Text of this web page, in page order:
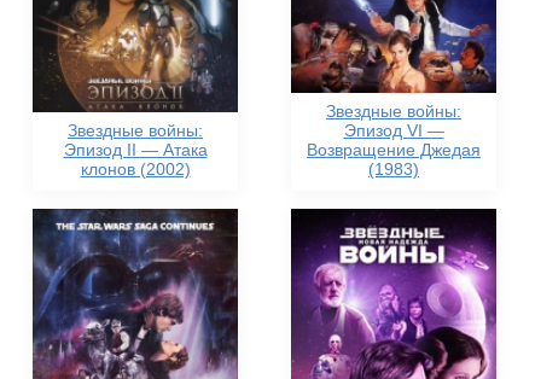
Звездные войны:
Эпизод II — Атака
клонов (2002)
Звездные войны:
Эпизод VI —
Возвращение Джедая
(1983)